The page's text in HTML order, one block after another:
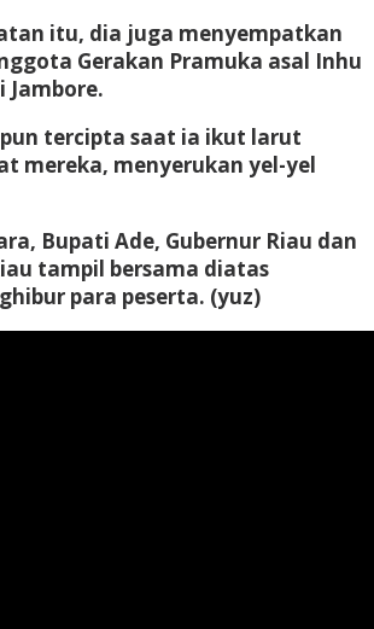
itu, dia juga menyempatkan
Gerakan Pramuka asal Inhu
tercipta saat ia ikut larut
mereka, menyerukan yel-yel
Bupati Ade, Gubernur Riau dan
tampil bersama diatas
para peserta. (yuz)